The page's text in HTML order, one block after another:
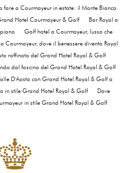
fare a Courmayeur in estate: il Monte Bianco
Hotel Courmayeur & Golf
Bar Royal a
Golf hotel a Courmayeur, lusso che
Courmayeur, dove il benessere diventa Royal
raffinato del Grand Hotel Royal & Golf
dal fascino del Grand Hotel Royal & Golf
D'Aosta con Grand Hotel Royal & Golf a
in stile Grand Hotel Royal & Golf
Dove
in stile Grand Hotel Royal & Golf